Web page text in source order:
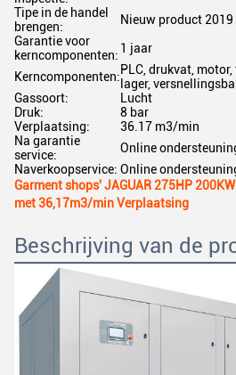
Tipe in de handel
brengen:
Nieuw product 2019
Garantie voor
kerncomponenten: 1 jaar
Kerncomponenten:PLC, drukvat,
lager,
Gassoort:
Lucht
Druk:
8 bar
Verplaatsing:
36.17 m3/min
Na garantie
service:
Online
Naverkoopservice: Online
Garment shops' JAGUAR 275HP
met 36,17m3/min Verplaatsing
Beschrijving van de